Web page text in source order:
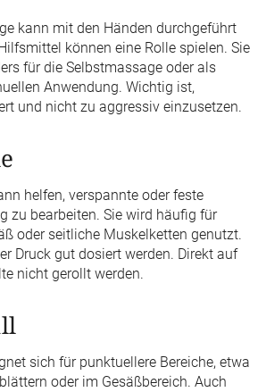
kann mit den Händen durchgeführt
können eine Rolle spielen. Sie
für die Selbstmassage oder als
Anwendung. Wichtig ist,
und nicht zu aggressiv einzusetzen.
helfen, verspannte oder feste
zu bearbeiten. Sie wird häufig für
oder seitliche Muskelketten genutzt.
Druck gut dosiert werden. Direkt auf
nicht gerollt werden.
sich für punktuellere Bereiche, etwa
oder im Gesäßbereich. Auch